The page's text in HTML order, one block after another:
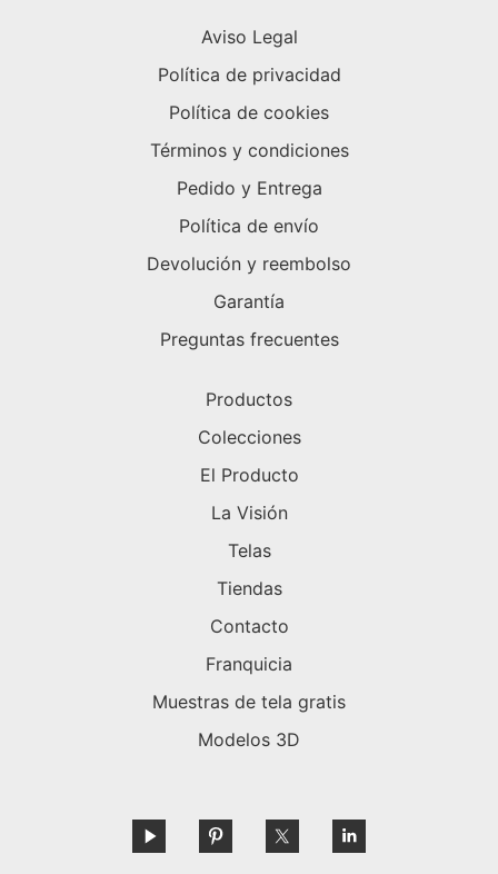
Aviso Legal
Política de privacidad
Política de cookies
Términos y condiciones
Pedido y Entrega
Política de envío
Devolución y reembolso
Garantía
Preguntas frecuentes
Productos
Colecciones
El Producto
La Visión
Telas
Tiendas
Contacto
Franquicia
Muestras de tela gratis
Modelos 3D